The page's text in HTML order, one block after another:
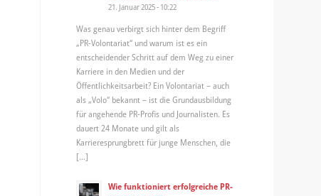
21. Januar 2025 - 10:22
Was genau verbirgt sich hinter dem Begriff
„PR-Volontariat“ und warum ist es ein
entscheidender Schritt auf dem Weg zu einer
Karriere in den Medien und der
Öffentlichkeitsarbeit? Ein Volontariat – auch
als „Volo“ bekannt – ist die Grundausbildung
für angehende PR-Profis und Journalisten. Es
dauert 24 Monate und gilt als
Karrieresprungbrett für junge Menschen, die
[…]
Wie funktioniert erfolgreiche PR-